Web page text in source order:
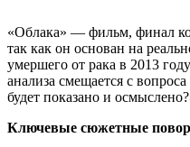
«Облака» — фильм, финал
так как он основан на
умершего от рака в 2013
анализа смещается с
будет показано и
Ключевые сюжетные